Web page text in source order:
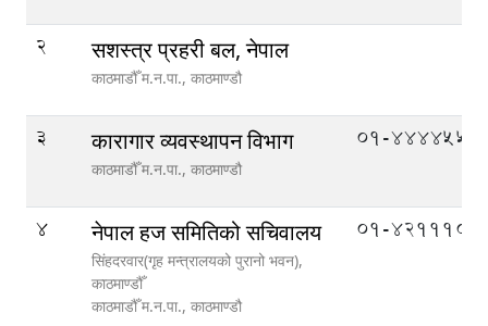
2 सशस्त्र प्रहरी बल, नेपाल
काठमाडौँ म.न.पा., काठमाण्डौ
3 कारागार व्यवस्थापन विभाग
काठमाडौँ म.न.पा., काठमाण्डौ
01-4444552
4 नेपाल हज समितिको सचिवालय
सिंहदरवार(गृह मन्त्रालयको पुरानो भवन),
काठमाण्डौँ
काठमाडौँ म.न.पा., काठमाण्डौ
01-4211104